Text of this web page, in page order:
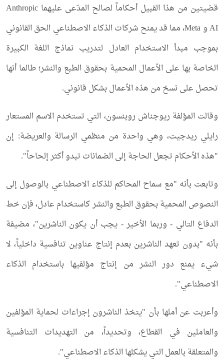
قضيتين من هذا القبيل أحكاماً لصالح المدّعى عليهما Anthropic
AI و Meta، مما قد يمنح شركات الذكاء الاصطناعي الحق القانوني
بموجب مبدأ الاستخدام العادل لتدريب نماذج اللغة الكبيرة
الخاصة بها على الأعمال المحمية بحقوق الطبع والنشر؛ طالما أنها
تحصل على نسخ من هذه الأعمال بشكل قانوني.
وقالت المؤلفة ريوجناش روبنسون، التي تستخدم الاسم المستعار
رايلي ريدجيت، وهي واحدة من منظمي الرسالة والعريضة: إن
"هذه الأحكام تجعل الحاجة إلى الضمانات تبدو أكثر إلحاحاً".
وتابعت بأنه "مع سماح المحاكم للذكاء الاصطناعي بالوصول إلى
النصوص المحمية بحقوق الطبع والنشر كاستخدام عادل، فإن خط
الدفاع التالي - وربما الأخير - يجب أن يكون الناشرين"، مضيفة
بأنه "بدون تعهد الناشرين بعدم إنتاج عناوين تنافسية داخلياً، لا
شيء يمنع دور النشر من إنتاج مؤلفيها باستخدام الذكاء
الاصطناعي".
وأعربت عن أملها بأن "يتخذ الناشرون إجراءات لحماية المؤلفين
والعاملين في القطاع، وتحديداً، من التهديدات التنافسية
والمتعلقة بالعمل التي يشكلها الذكاء الاصطناعي".